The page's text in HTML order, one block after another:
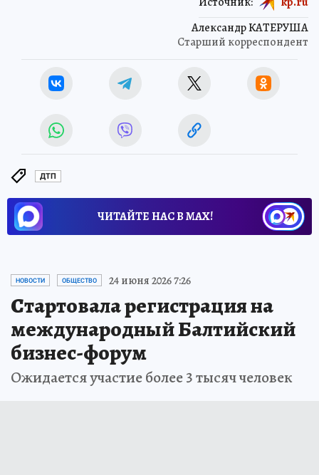
Александр КАТЕРУША
Старший корреспондент
ДТП
ЧИТАЙТЕ НАС В МАХ!
НОВОСТИ ОБЩЕСТВО 24 июня 2026 7:26
Стартовала регистрация на
международный Балтийский
бизнес-форум
Ожидается участие более 3 тысяч человек